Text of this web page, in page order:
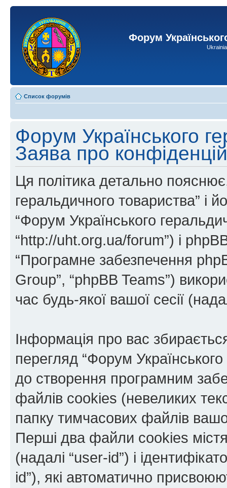
Форум
Список форумів
Форум Українського
Заява про
Ця політика детально
геральдичного товариства” і
“Форум Українського
“http://uht.org.ua/forum”) і phpBB
“Програмне забезпечення
Group”, “phpBB Teams”)
час будь-якої вашої сесії
Інформація про вас
перегляд “Форум
до створення програмним
файлів cookies (невеликих
папку тимчасових файлів
Перші два файли cookies
(надалі “user-id”) і
id”), які автоматично